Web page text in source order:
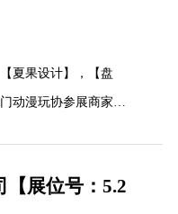
夏果设计】，【盘
动漫玩协参展商家的
展位号：5.2